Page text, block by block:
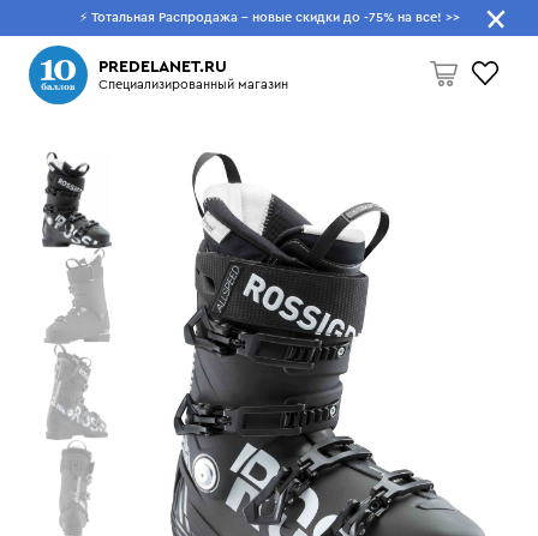
⚡ Тотальная Распродажа - новые скидки до -75% на все! >>
PREDELANET.RU
Специализированный магазин
Пусто
Что будем искать?